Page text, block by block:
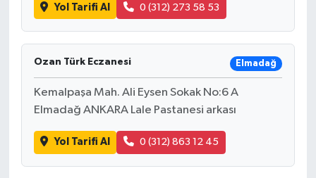
Yol Tarifi Al 0 (312) 273 58 53
Ozan Türk Eczanesi Elmadağ
Kemalpaşa Mah. Ali Eysen Sokak No:6 A
Elmadağ ANKARA Lale Pastanesi arkası
Yol Tarifi Al 0 (312) 863 12 45